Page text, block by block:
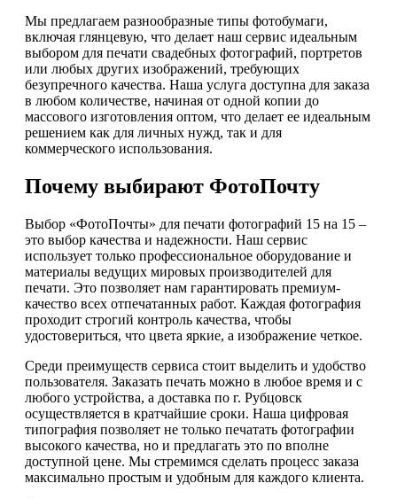
Мы предлагаем разнообразные типы фотобумаги,
включая глянцевую, что делает наш сервис идеальным
выбором для печати свадебных фотографий, портретов
или любых других изображений, требующих
безупречного качества. Наша услуга доступна для заказа
в любом количестве, начиная от одной копии до
массового изготовления оптом, что делает ее идеальным
решением как для личных нужд, так и для
коммерческого использования.
Почему выбирают ФотоПочту
Выбор «ФотоПочты» для печати фотографий 15 на 15 –
это выбор качества и надежности. Наш сервис
использует только профессиональное оборудование и
материалы ведущих мировых производителей для
печати. Это позволяет нам гарантировать премиум-
качество всех отпечатанных работ. Каждая фотография
проходит строгий контроль качества, чтобы
удостовериться, что цвета яркие, а изображение четкое.
Среди преимуществ сервиса стоит выделить и удобство
пользователя. Заказать печать можно в любое время и с
любого устройства, а доставка по г. Рубцовск
осуществляется в кратчайшие сроки. Наша цифровая
типография позволяет не только печатать фотографии
высокого качества, но и предлагать это по вполне
доступной цене. Мы стремимся сделать процесс заказа
максимально простым и удобным для каждого клиента.